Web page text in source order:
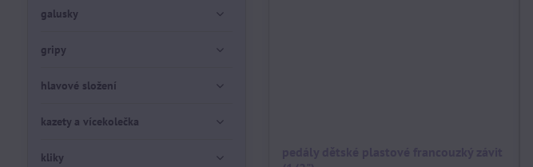
galusky
gripy
hlavové složení
kazety a vícekolečka
kliky